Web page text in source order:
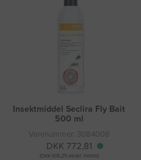
Insektmiddel Seclira Fly Bait
500 ml
Varenummer: 3084008
DKK 772,81
(DKK 618,25 ekskl. moms)